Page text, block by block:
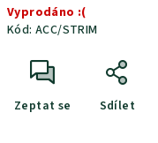
cena:
Vyprodáno :(
Kód: ACC/STRIM
Zeptat se Sdílet